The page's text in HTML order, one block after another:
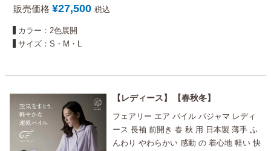
販売価格 ¥27,500 税込
カラー：2色展開
サイズ：S・M・L
レディース 春秋冬
フェアリー エア パイル パジャマ レディ
ース 長袖 前開き 春 秋 用 日本製 薄手 ふ
んわり やわらかい 感動 の 着心地 軽い 快